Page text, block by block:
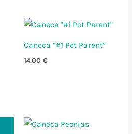
Caneca “#1 Pet Parent”
14.00 €